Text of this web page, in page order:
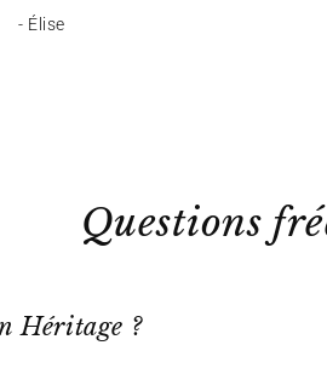
- Élise
Questions
Héritage ?